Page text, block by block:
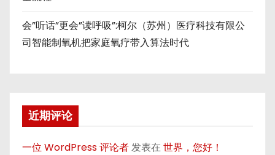
会”听话”更会”读呼吸”:柯尔（苏州）医疗科技有限公
司智能制氧机把家庭氧疗带入算法时代
近期评论
一位 WordPress 评论者发表在世界，您好！